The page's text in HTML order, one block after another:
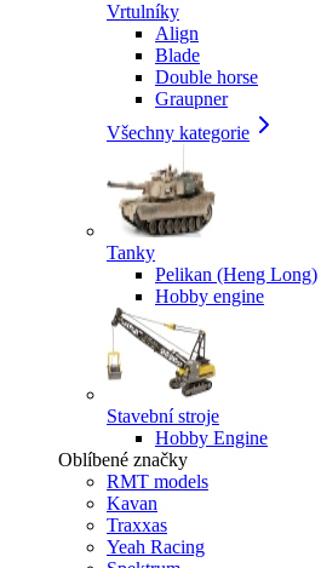
Vrtulníky
Align
Blade
Double horse
Graupner
Všechny kategorie
Tanky
Pelikan (Heng Long)
Hobby engine
Stavební stroje
Hobby Engine
Oblíbené značky
RMT models
Kavan
Traxxas
Yeah Racing